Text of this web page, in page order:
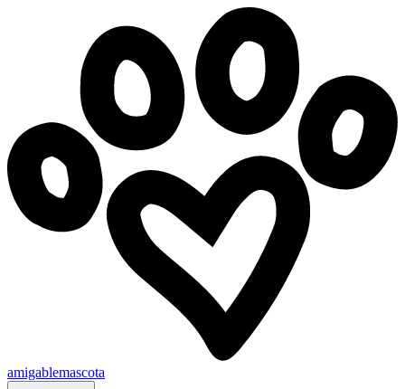
amigablemascota